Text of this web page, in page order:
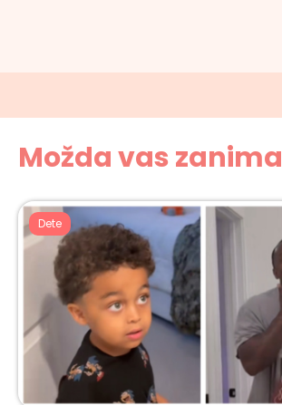
Možda vas zanima
Dete